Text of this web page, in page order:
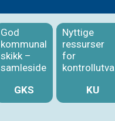
God
kommunal
skikk –
samleside
GKS
Nyttige
ressurser
for
KU